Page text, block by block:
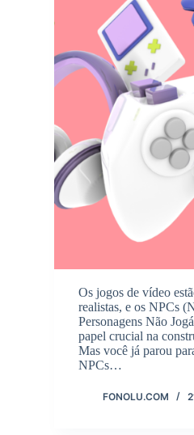
Os jogos de vídeo
realistas, e os NPCs
Personagens Não
papel crucial na
Mas você já parou
NPCs…
FONOLU.COM